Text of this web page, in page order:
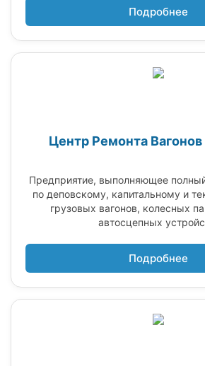
Подробнее
Центр Ремонта
Предприятие, выполняющее
по деповскому, капитальному и
грузовых вагонов, колесных
автосцепных
Подробнее